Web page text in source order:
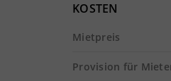
KOSTEN
Mietpreis
Provision für